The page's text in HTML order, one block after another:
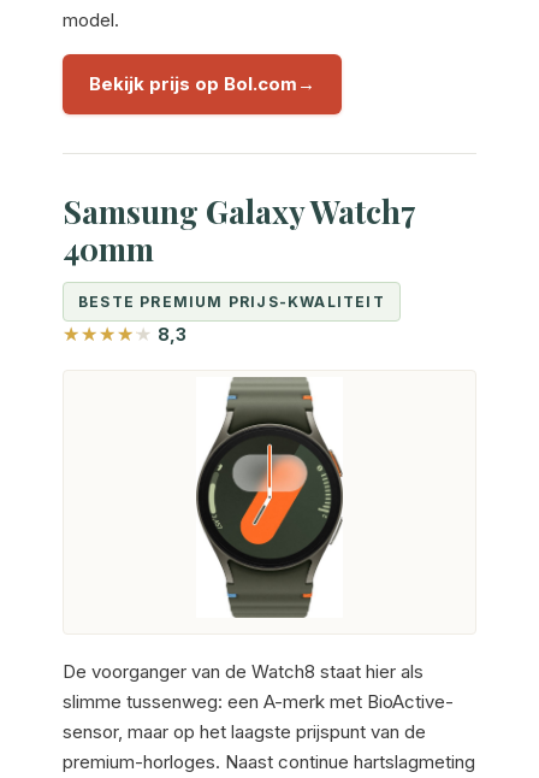
model.
Bekijk prijs op Bol.com
Samsung Galaxy Watch7
40mm
BESTE PREMIUM PRIJS-KWALITEIT
8,3
De voorganger van de Watch8 staat hier als
slimme tussenweg: een A-merk met BioActive-
sensor, maar op het laagste prijspunt van de
premium-horloges. Naast continue hartslagmeting